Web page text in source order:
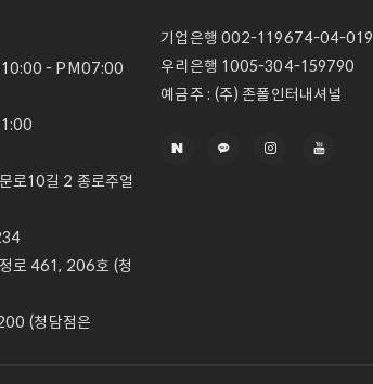
- PM07:00
로10길 2 종로주얼
로 461, 206호 (청
(청담점은
기업은행 002-119674-04-019
우리은행 1005-304-159790
예금주 : (주) 존폴인터내셔널